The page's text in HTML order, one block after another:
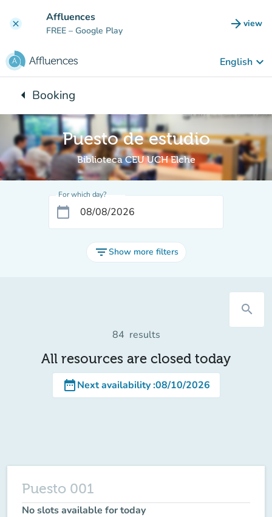
clear Affluences
FREE – Google Play arrow_forward view
(new
English keyboard_arrow_down
arrow_leftBack to:
Booking
Puesto de estudio
Biblioteca CEU UCH Elche
For which day?
calendar_today
filter_listShow more filters
search
84 results
All resources are closed today
date_rangeNext availability:08/10/2026
Puesto 001
No slots available for today